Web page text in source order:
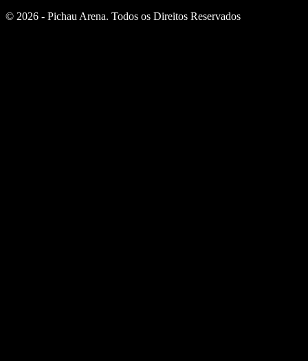
© 2026 - Pichau Arena. Todos os Direitos Reservados